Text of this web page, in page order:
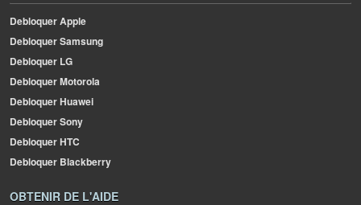
Debloquer Apple
Debloquer Samsung
Debloquer LG
Debloquer Motorola
Debloquer Huawei
Debloquer Sony
Debloquer HTC
Debloquer Blackberry
OBTENIR DE L'AIDE